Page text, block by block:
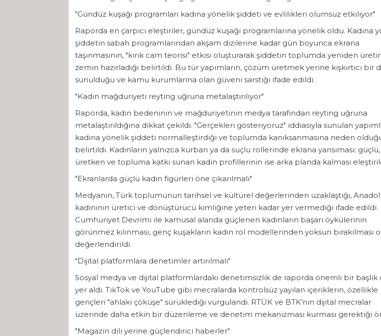
"Gündüz kuşağı programları kadına yönelik şiddeti ve evlilikleri olumsuz etkiliyor"
Raporda en çarpıcı eleştiriler, gündüz kuşağı programlarına yönelik oldu. Kadına
şiddetin sabah programlarından akşam dizilerine kadar gün boyunca ekrana
taşınmasının, "kırık cam teorisi" etkisi oluşturarak şiddetin toplumda yeniden
zemin hazırladığı belirtildi. Bu tür yapımların, çözüm üretmek yerine kışkırtıcı bir
sunulduğu ve kamu kurumlarına olan güveni sarstığı ifade edildi.
"Kadın mağduriyeti reyting uğruna metalaştırılıyor"
Raporda, kadın bedeninin ve mağduriyetinin medya tarafından reyting uğruna
metalaştırıldığına dikkat çekildi. "Gerçekleri gösteriyoruz" iddiasıyla sunulan
kadına yönelik şiddeti normalleştirdiği ve toplumda kanıksanmasına neden
belirtildi. Kadınların yalnızca kurban ya da suçlu rollerinde ekrana yansıması; güçlü,
üretken ve topluma katkı sunan kadın profillerinin ise arka planda kalması
"Ekranlarda güçlü kadın figürleri öne çıkarılmalı"
Medyanın, Türk toplumunun tarihsel ve kültürel değerlerinden uzaklaştığı,
kadınının üretici ve dönüştürücü kimliğine yeteri kadar yer vermediği ifade edildi.
Cumhuriyet Devrimi ile kamusal alanda güçlenen kadınların başarı öykülerinin
görünmez kılınması, genç kuşakların kadın rol modellerinden yoksun bırakılması
değerlendirildi.
"Dijital platformlara denetimler artırılmalı"
Sosyal medya ve dijital platformlardaki denetimsizlik de raporda önemli bir başlık
yer aldı. TikTok ve YouTube gibi mecralarda kontrolsüz yayılan içeriklerin, özellikle
gençleri "ahlaki çöküşe" sürüklediği vurgulandı. RTÜK ve BTK’nın dijital mecralar
üzerinde daha etkin bir düzenleme ve denetim mekanizması kurması gerektiği
"Magazin dili yerine güçlendirici haberler"
GENEL